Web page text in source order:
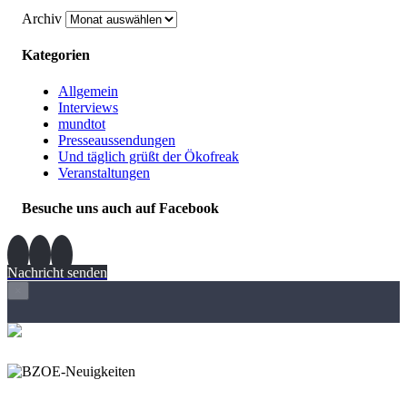
Archiv
Kategorien
Allgemein
Interviews
mundtot
Presseaussendungen
Und täglich grüßt der Ökofreak
Veranstaltungen
Besuche uns auch auf Facebook
Nachricht senden